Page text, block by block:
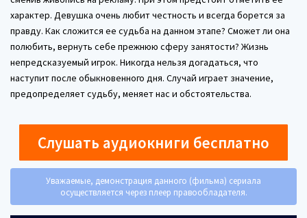
характер. Девушка очень любит честность и всегда борется за
правду. Как сложится ее судьба на данном этапе? Сможет ли она
полюбить, вернуть себе прежнюю сферу занятости? Жизнь
непредсказуемый игрок. Никогда нельзя догадаться, что
наступит после обыкновенного дня. Случай играет значение,
предопределяет судьбу, меняет нас и обстоятельства.
Слушать аудиокниги бесплатно
Уважаемые, демонстрация данного (фильма) сериала
осуществляется через плеер правообладателя.